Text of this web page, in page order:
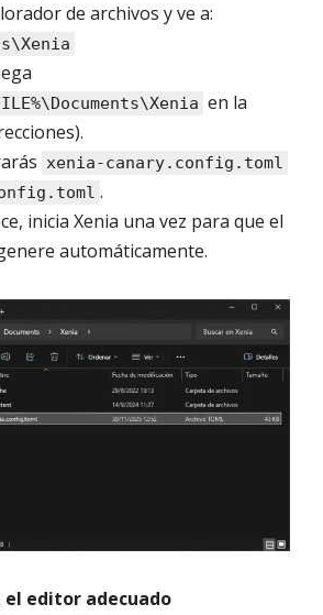
de archivos y ve a:
en la
xenia-canary.config.toml
.
inicia Xenia una vez para que el
automáticamente.
el editor adecuado